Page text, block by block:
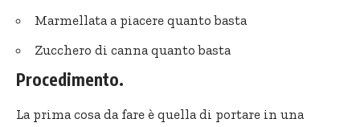
Marmellata a piacere quanto basta
Zucchero di canna quanto basta
Procedimento.
La prima cosa da fare è quella di portare in una